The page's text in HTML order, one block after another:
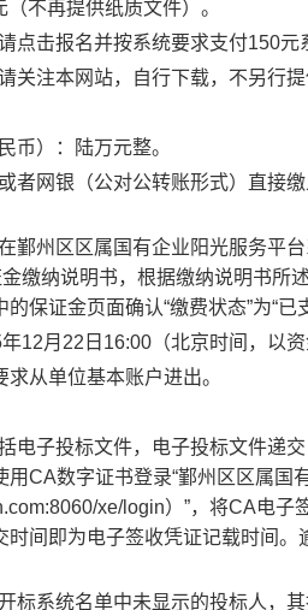
不再提供纸质文件）。
点击报名并按系统要求支付150
关注本网站，自行下载，不另行
币）：
陆万元整。
者网银（公对公转账形式）直接
鄞州区区属国有企业阳光服务平
金缴纳说明书，根据缴纳说明书
保证金页面确认“缴费状态”为“已
年12月 22 日 16:00（北京时间，以
从单位基本账户进出。
电子投标文件，电子投标文件递
用CA数字证书登录“鄞州区区属国
xe/login）”，将CA电
时间即为电子签收凭证记载时间
标系统名单中未显示的投标人，